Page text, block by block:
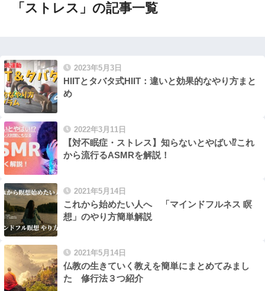
「ストレス」の記事一覧
2023年5月3日
HIITとタバタ式HIIT：違いと効果的なやり方まと
め
2022年3月11日
【対不眠症・ストレス】知らないとやばい⁉︎これ
から流行るASMRを解説！
2021年5月14日
これから始めたい人へ 「マインドフルネス 瞑
想」のやり方簡単解説
2021年5月14日
仏教の生きていく教えを簡単にまとめてみまし
た 修行法３つ紹介